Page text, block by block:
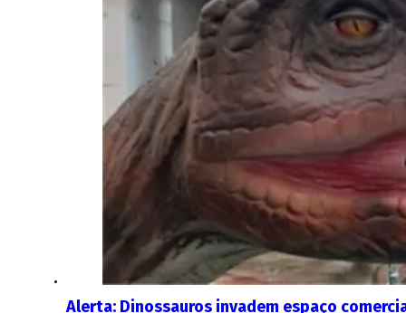
Alerta: Dinossauros invadem espaço